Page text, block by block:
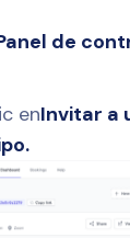
de
enInvitar a